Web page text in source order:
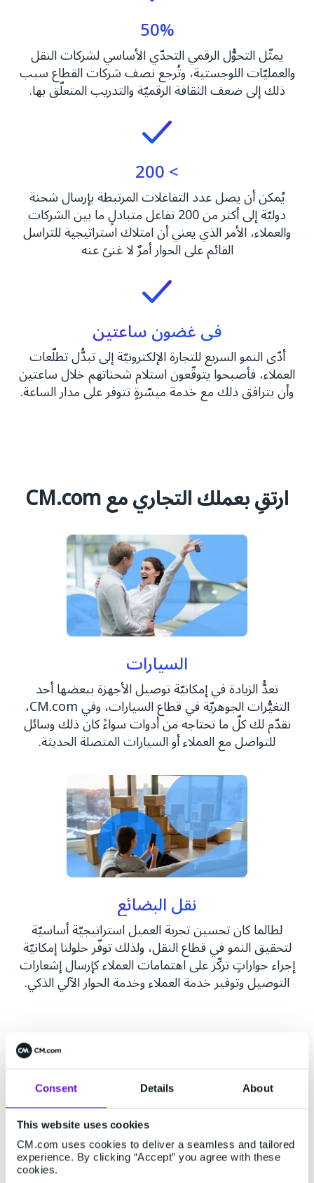
Consent Details About
This website uses cookies
CM.com uses cookies to deliver a seamless and tailored
experience. By clicking “Accept” you agree with these
cookies.
50%
يمثّل التحوُّل الرقمي التحدّي الأساسي لشركات النقل
والعمليّات اللوجستية، وتُرجع نصف شركات القطاع سبب
ذلك إلى ضعف الثقافة الرقميّة والتدريب المتعلّق بها.
> 200
يُمكن أن يصل عدد التفاعلات المرتبطة بإرسال شحنة
دوليّة إلى أكثر من 200 تفاعل متبادلٍ ما بين الشركات
والعملاء، الأمر الذي يعني أن امتلاك استراتيجية للتراسل
القائم على الحوار أمرٌ لا غنىً عنه
في غضون ساعتين
أدّى النمو السريع للتجارة الإلكترونيّة إلى تبدُّل تطلّعات
العملاء، فأصبحوا يتوقّعون استلام شحناتهم خلال ساعتين
وأن يترافق ذلك مع خدمة ميسّرةٍ تتوفر على مدار الساعة.
ارتقِ بعملك التجاري مع CM.com
السيارات
تعدُّ الزيادة في إمكانيّة توصيل الأجهزة ببعضها أحد
التغيُّرات الجوهريّة في قطاع السيارات، وفي CM.com،
نقدّم لك كلّ ما تحتاجه من أدوات سواءً كان ذلك وسائل
للتواصل مع العملاء أو السيارات المتصلة الحديثة.
نقل البضائع
لطالما كان تحسين تجربة العميل استراتيجيّة أساسيّة
لتحقيق النمو في قطاع النقل، ولذلك توفّر حلولنا إمكانيّة
إجراء حواراتٍ تركّز على اهتمامات العملاء كإرسال إشعارات
التوصيل وتوفير خدمة العملاء وخدمة الحوار الآلي الذكي.
خدمات البريد والطرود